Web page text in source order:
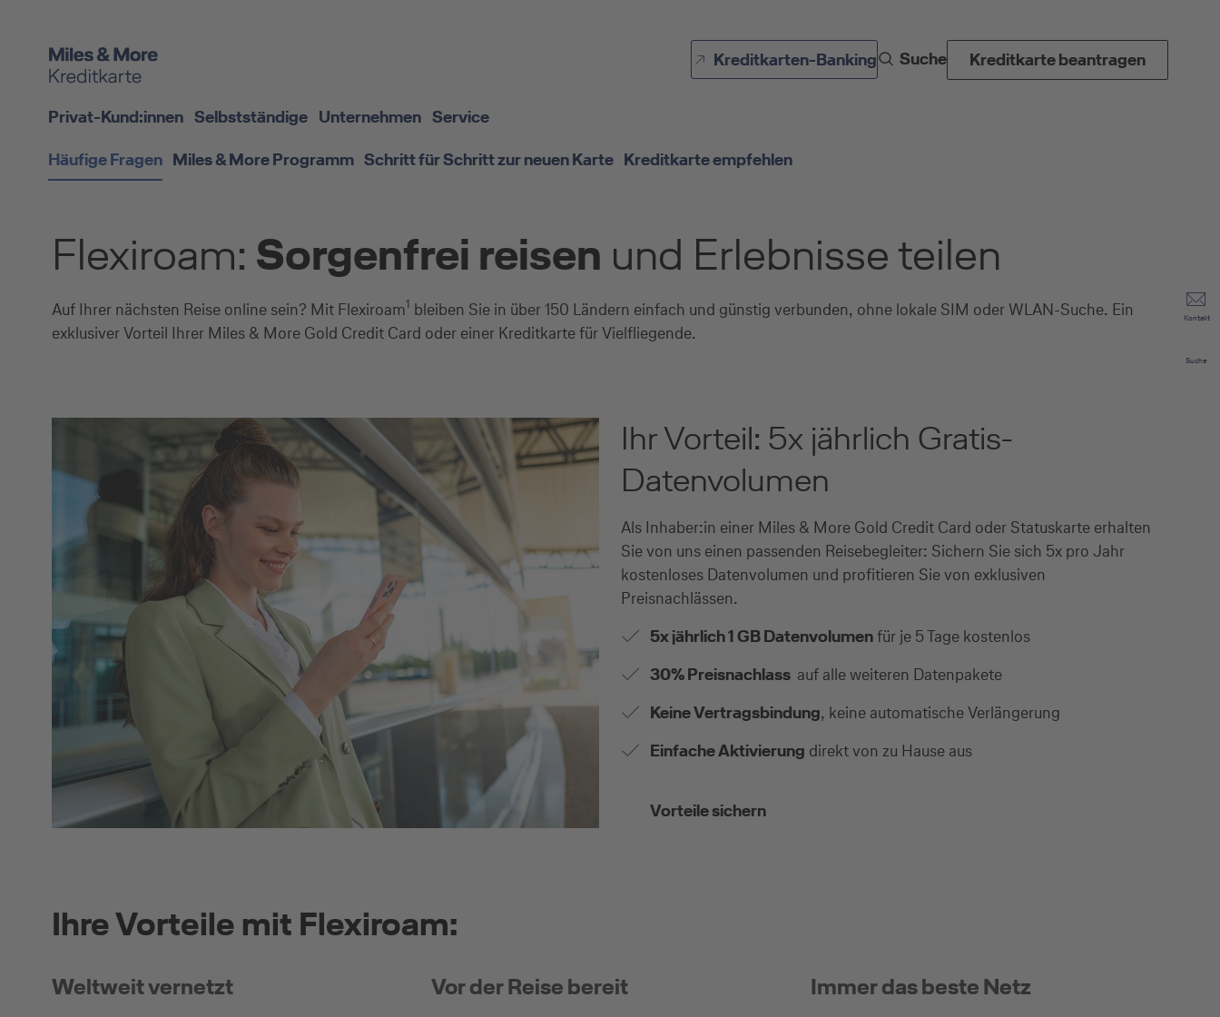
Direkt zur Suche (Enter drücken)
Direkt zum Hauptinhalt (Enter drücken)
Kreditkarten-Banking Suche Kreditkarte beantragen
Kontakt
Suche
Privat-Kund:innen Selbstständige Unternehmen Service
Häufige Fragen Miles & More Programm Schritt für Schritt zur neuen Karte Kreditkarte empfehlen
Flexiroam: Sorgenfrei reisen und Erlebnisse teilen
Auf Ihrer nächsten Reise online sein? Mit Flexiroam1 bleiben Sie in über 150 Ländern einfach und günstig verbunden, ohne lokale SIM oder WLAN-Suche. Ein
exklusiver Vorteil Ihrer Miles & More Gold Credit Card oder einer Kreditkarte für Vielfliegende.
Ihr Vorteil: 5x jährlich Gratis-
Datenvolumen
Als Inhaber:in einer Miles & More Gold Credit Card oder Statuskarte erhalten
Sie von uns einen passenden Reisebegleiter: Sichern Sie sich 5x pro Jahr
kostenloses Datenvolumen und profitieren Sie von exklusiven
Preisnachlässen.
5x jährlich 1 GB Datenvolumenfür je 5 Tage kostenlos
30% Preisnachlass auf alle weiteren Datenpakete
Keine Vertragsbindung, keine automatische Verlängerung
Einfache Aktivierung direkt von zu Hause aus
Vorteile sichern
Ihre Vorteile mit Flexiroam:
Weltweit vernetzt Vor der Reise bereit Immer das beste Netz